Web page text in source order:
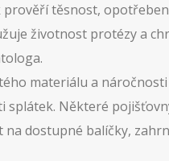
prověří těsnost,
životnost protézy a
materiálu a náročnosti
splátek. Některé
dostupné balíčky,